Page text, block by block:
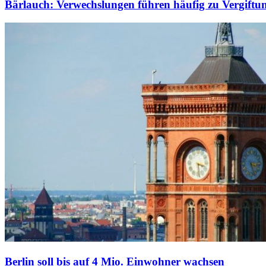
Bärlauch: Verwechslungen führen häufig zu
Berlin soll bis auf 4 Mio. Einwohner wachsen